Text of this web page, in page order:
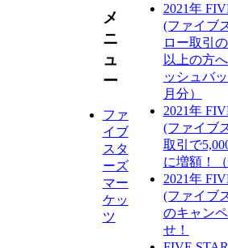
2021年
(ファイブ
ロー取引
以上の方
ッシュバ
月分）
2021年
(ファイブ
取引で
に増額！
2021年
(ファイブ
のキャン
せ！
メ
ニ
ュ
ー
ファ
イブ
スタ
ーズ
マー
ケッ
ツ